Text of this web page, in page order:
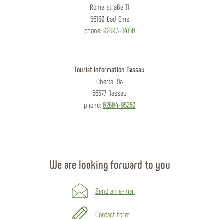
Römerstraße 11
56130 Bad Ems
phone: 02603-94150
Tourist information Nassau
Obertal 9a
56377 Nassau
phone: 02604-95250
We are looking forward to you
Send an e-mail
Contact form